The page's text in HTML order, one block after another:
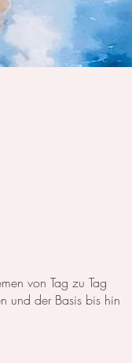
von Tag zu Tag
und der Basis bis hin